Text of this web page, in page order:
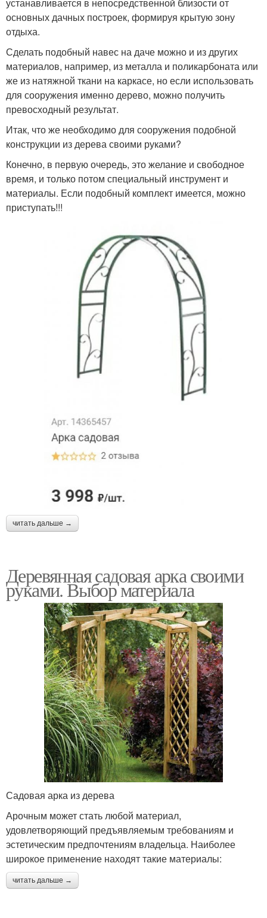
основных дачных построек, формируя крытую зону
отдыха.
Сделать подобный навес на даче можно и из других
материалов, например, из металла и поликарбоната или
же из натяжной ткани на каркасе, но если использовать
для сооружения именно дерево, можно получить
превосходный результат.
Итак, что же необходимо для сооружения подобной
конструкции из дерева своими руками?
Конечно, в первую очередь, это желание и свободное
время, и только потом специальный инструмент и
материалы. Если подобный комплект имеется, можно
приступать!!!
читать дальше →
Деревянная садовая арка своими
руками. Выбор материала
Садовая арка из дерева
Арочным может стать любой материал,
удовлетворяющий предъявляемым требованиям и
эстетическим предпочтениям владельца. Наиболее
широкое применение находят такие материалы:
читать дальше →